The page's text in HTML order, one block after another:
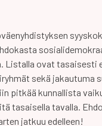
Listalla ovat tasaisesti
sekä jakautuma
pitkää kunnallista
tasaisella tavalla.
jatkuu edelleen!